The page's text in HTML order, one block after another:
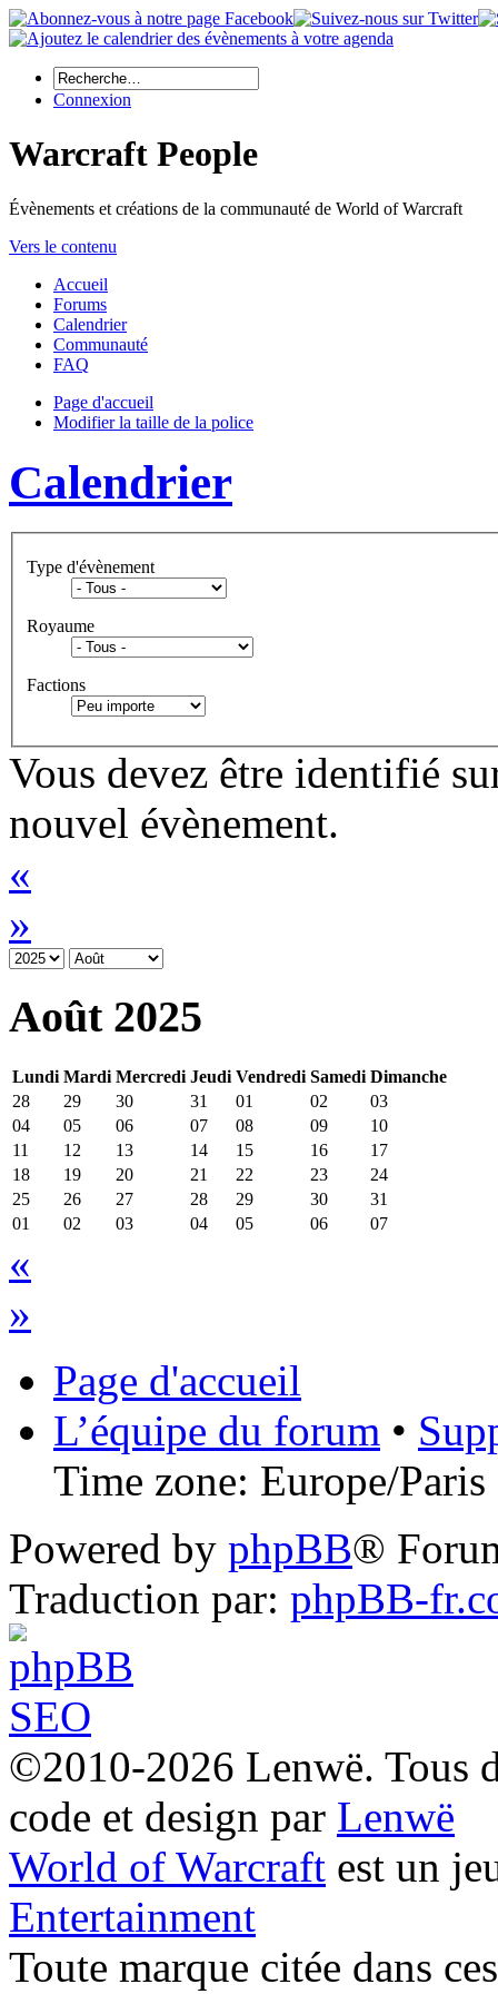
Connexion
Warcraft People
Évènements et créations de la communauté de World of Warcraft
Vers le contenu
Accueil
Forums
Calendrier
Communauté
FAQ
Page d'accueil
Modifier la taille de la police
Calendrier
Type d'évènement
Royaume
Factions
Vous devez être identifié
nouvel évènement.
«
»
Août 2025
Lundi Mardi Mercredi Jeudi Vendredi Samedi Dimanche
28
29 30 31 01 02
03
04
05 06 07 08 09
10
11
12 13 14 15 16
17
18
19 20 21 22 23
24
25
26 27 28 29 30
31
01
02 03 04 05 06 07
«
»
Page d'accueil
L’équipe du forum •
Time zone: Europe/Paris
Powered by phpBB®
Traduction par: phpBB-
©2010-2026 Lenwë. Tous
code et design par Lenwë
World of Warcraft est un
Entertainment
Toute marque citée dans